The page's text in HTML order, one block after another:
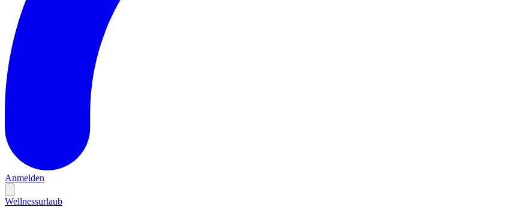
Anmelden
Wellnessurlaub